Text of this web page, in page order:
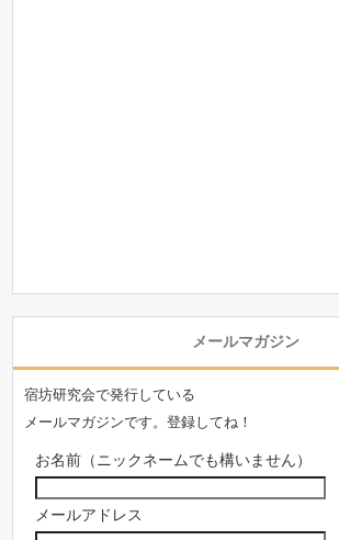
メールマガジン
宿坊研究会で発行している
メールマガジンです。登録してね！
お名前（ニックネームでも構いません）
メールアドレス